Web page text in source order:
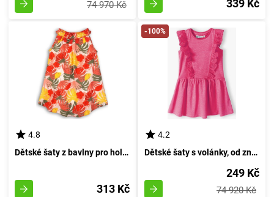
74 970 Kč 339 Kč
4.8
Dětské šaty z bavlny pro holčičky, Minoti, Kenya 4, velikost 116/122 | pro věk 6-7 let
313 Kč
-100%
4.2
Dětské šaty s volánky, od značky Minoti, Velikost 14, Dívčí - 92/98 | 2/3roky
249 Kč
74 920 Kč